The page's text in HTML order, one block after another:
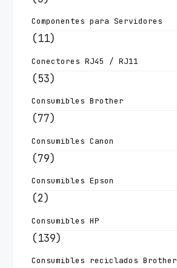
Componentes para Servidores
(11)
Conectores RJ45 / RJ11
(53)
Consumibles Brother
(77)
Consumibles Canon
(79)
Consumibles Epson
(2)
Consumibles HP
(139)
Consumibles reciclados Brother